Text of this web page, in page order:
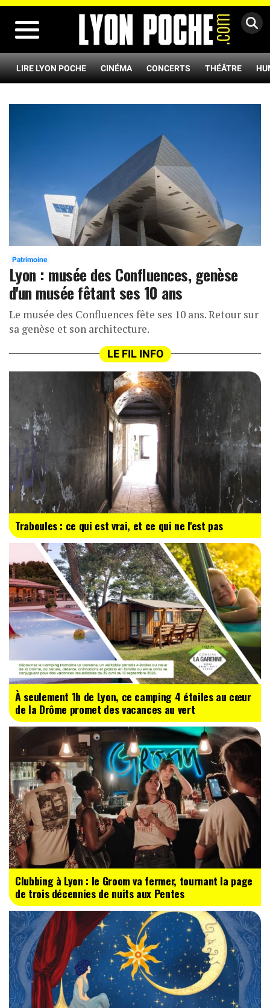
LIRE LYON POCHE CINÉMA CONCERTS THÉÂTRE
Patrimoine
Lyon : musée des Confluences, genèse
d'un musée fêtant ses 10 ans
Le musée des Confluences fête ses 10 ans. Retour sur
sa genèse et son architecture.
LE FIL INFO
Traboules : ce qui est vrai, et ce qui ne l'est pas
À seulement 1h de Lyon, ce camping 4 étoiles au cœur
de la Drôme promet des vacances au vert
Clubbing à Lyon : le Groom va fermer, tournant la page
de trois décennies de nuits aux Pentes